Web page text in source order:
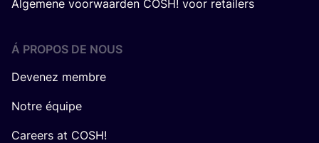
Algemene voorwaarden COSH! voor retailers
Á PROPOS DE NOUS
Devenez membre
Notre équipe
Careers at COSH!